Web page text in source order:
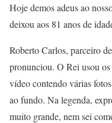
Hoje demos adeus ao
deixou aos 81 anos de
Roberto Carlos, parceiro
pronunciou. O Rei usou
vídeo contendo várias
ao fundo. Na legenda,
muito grande, nem sei